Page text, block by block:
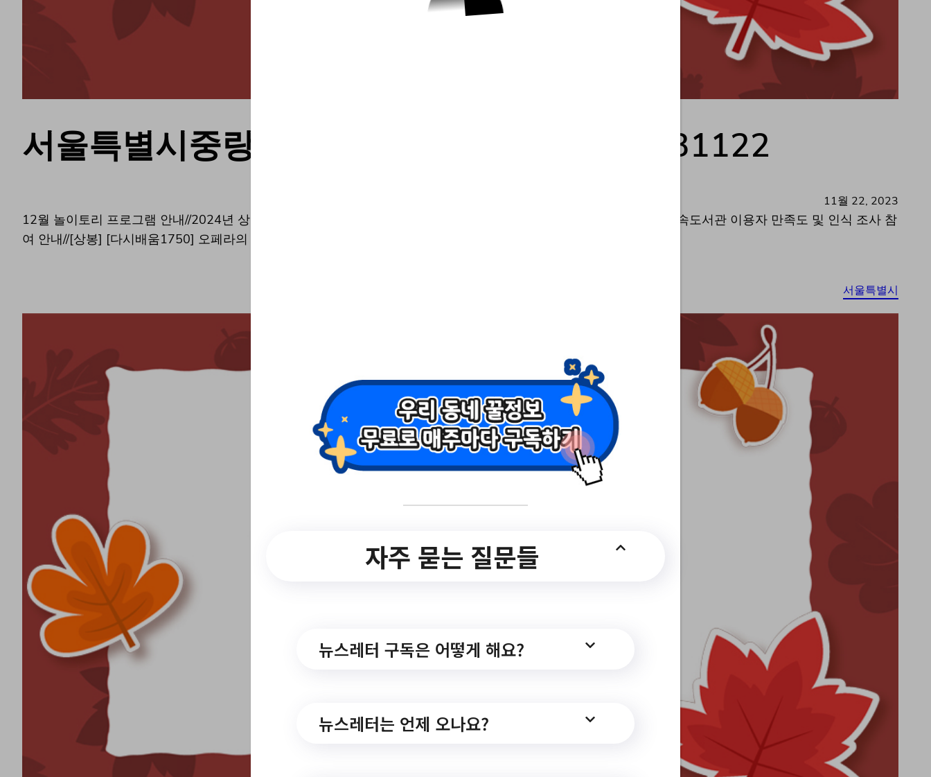
서울특별시중랑구 Top 3 및 주간 소식 – 20231122
11월 22, 2023
12월 놀이토리 프로그램 안내//2024년 상반기 중랑구 동행일자리(舊공공근로) 사업 참여자 모집//[양원] 2023년 양원숲속도서관 이용자 만족도 및 인식 조사 참
여 안내//[상봉] [다시배움1750] 오페라의 밤 해설공연//노인일자리 및 사회활동지원 사업 전담인력 채용 공고//[모…
서울특별시
자주 묻는 질문들
뉴스레터 구독은 어떻게 해요?
뉴스레터는 언제 오나요?